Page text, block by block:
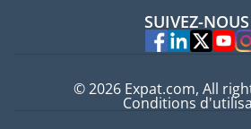
Experts
SUIVEZ-
© 2026 Expat.com, All
Conditions